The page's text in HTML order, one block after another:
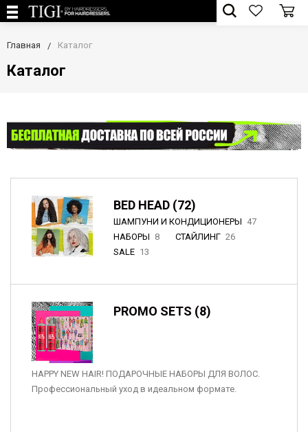
Главная Каталог
Каталог
BED HEAD (72)
ШАМПУНИ И КОНДИЦИОНЕРЫ 47
НАБОРЫ 8 СТАЙЛИНГ 26
SALE 13
PROMO SETS (8)
HAPPY NEW HAIR! ПОДАРОЧНЫЕ НАБОРЫ ДЛЯ ВОЛОС.
Профессиональный уход в идеальном формате.